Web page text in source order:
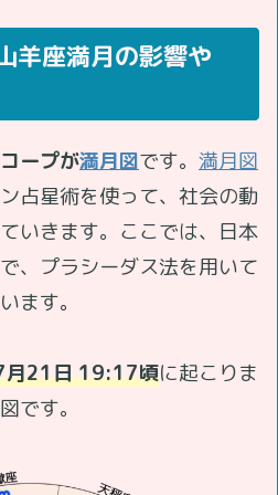
羊座満月の影響や
ープが満月図です。 満月図
占星術を使って、社会の動
いきます。ここでは、日本
、プラシーダス法を用いて
ます。
21日 19:17頃に起こりま
です。